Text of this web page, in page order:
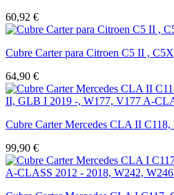
60,92 €
Cubre Carter para Citroen C5 II ,
64,90 €
Cubre Carter Mercedes CLA II C118,
99,90 €